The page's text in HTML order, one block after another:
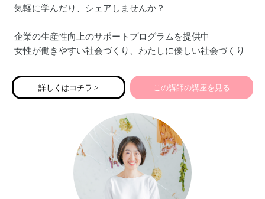
気軽に学んだり、シェアしませんか？
企業の生産性向上のサポートプログラムを提供中
女性が働きやすい社会づくり、わたしに優しい社会づくり
詳しくはコチラ > この講師の講座を見る